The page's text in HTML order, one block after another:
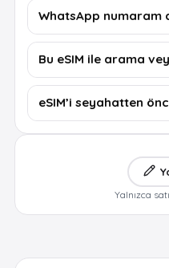
WhatsApp numaram
Bu eSIM ile arama
eSIM’i seyahatten
Yalnızca